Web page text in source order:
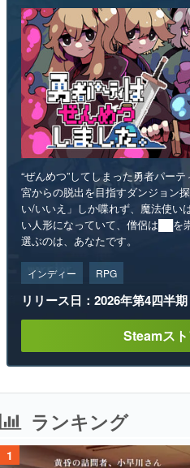
“ぜんめつ”してしまった勇者パー
宮からの脱出を目指すダンジョン
い/いいえ」しか喋れず、魔法使い
い人形になっていて、僧侶は██を
選ぶのは、あなたです。
インディー RPG
リリース日：2026年第4四半期
Steamス
ランキング
1